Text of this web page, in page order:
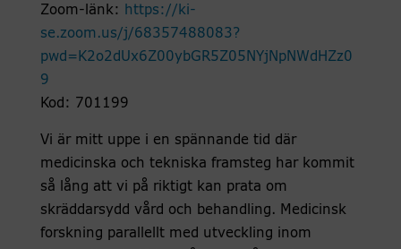
Zoom-länk:
https://ki-
se.zoom.us/j/68357488083?
pwd=K2o2dUx6Z00ybGR5Z05NYjNpNWdHZz0
9
Kod: 701199
Vi är mitt uppe i en spännande tid där
medicinska och tekniska framsteg har kommit
så lång att vi på riktigt kan prata om
skräddarsydd vård och behandling. Medicinsk
forskning parallellt med utveckling inom